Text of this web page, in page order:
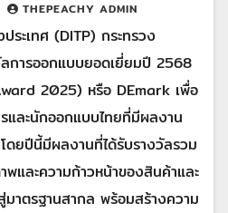
THEPEACHY ADMIN
ระเทศ (DITP) กระทรวง
ารออกแบบยอดเยี่ยมปี 2568
2025) หรือ DEmark เพื่อ
และนักออกแบบไทยที่มีผลงาน
ดยปีนี้มีผลงานที่ได้รับรางวัลรวม
และความก้าวหน้าของสินค้าและ
มาตรฐานสากล พร้อมสร้างความ